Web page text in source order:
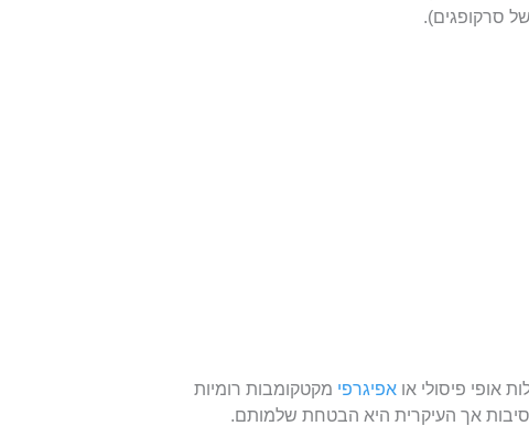
סרקופגים).
אופי פיסולי או אפיגרפי מקטקומבות רומיות
סיבות אך העיקרית היא הבטחת שלמותם.